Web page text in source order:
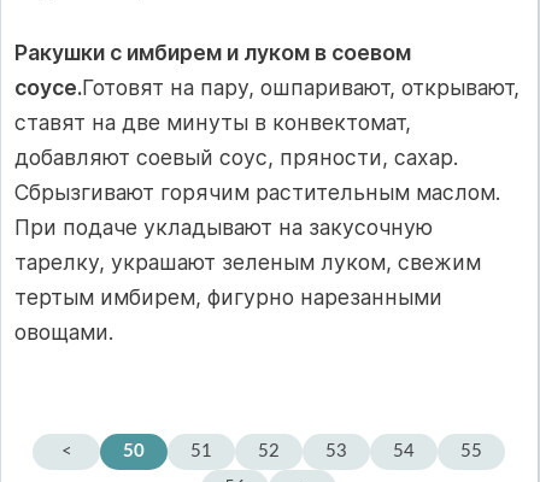
Ракушки с имбирем и луком в соевом
соусе.Готовят на пару, ошпаривают, открывают,
ставят на две минуты в конвектомат,
добавляют соевый соус, пряности, сахар.
Сбрызгивают горячим растительным маслом.
При подаче укладывают на закусочную
тарелку, украшают зеленым луком, свежим
тертым имбирем, фигурно нарезанными
овощами.
< 50 51 52 53 54
55